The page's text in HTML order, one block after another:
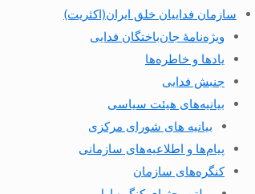
سازمان فداییان خلق ایران(اکثریت)
ویژه‌نامهٔ جان‌باختگان فدایی
یادها و خاطره‌ها
جنبش فدایی
بیانیه‌های هیئت سیاسی
بیانیه های شورای مرکزی
پیام‌ها و اطلاعیه‌های سازمانی
کنگره‌های سازمان